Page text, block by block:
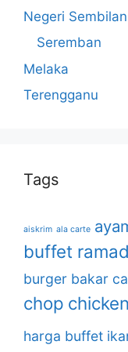
Negeri Sembilan
Seremban
Melaka
Terengganu
Tags
aiskrim ala carte
buffet
burger bakar
chop
harga buffet